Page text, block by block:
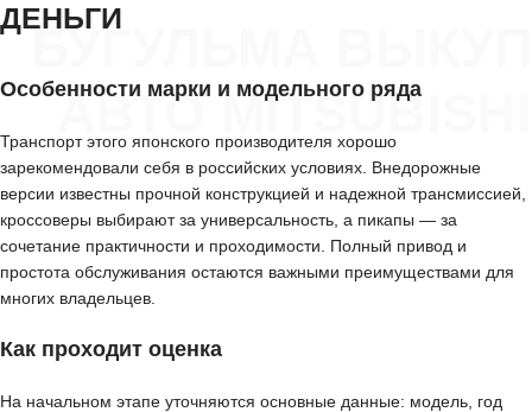
БУГУЛЬМА ВЫКУП
АВТО MITSUBISHI
ДЕНЬГИ
Особенности марки и модельного ряда
Транспорт этого японского производителя хорошо
зарекомендовали себя в российских условиях. Внедорожные
версии известны прочной конструкцией и надежной трансмиссией,
кроссоверы выбирают за универсальность, а пикапы — за
сочетание практичности и проходимости. Полный привод и
простота обслуживания остаются важными преимуществами для
многих владельцев.
Как проходит оценка
На начальном этапе уточняются основные данные: модель, год